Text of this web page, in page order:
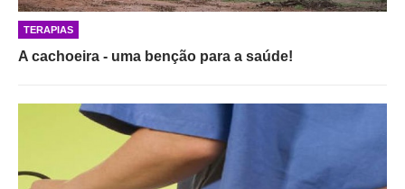
TERAPIAS
A cachoeira - uma benção para a saúde!